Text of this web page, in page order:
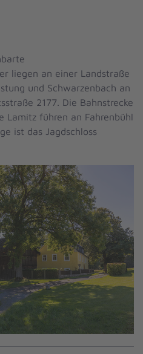
liegen an einer Landstraße
und Schwarzenbach an
2177. Die Bahnstrecke
Lamitz führen an Fahrenbühl
ist das Jagdschloss